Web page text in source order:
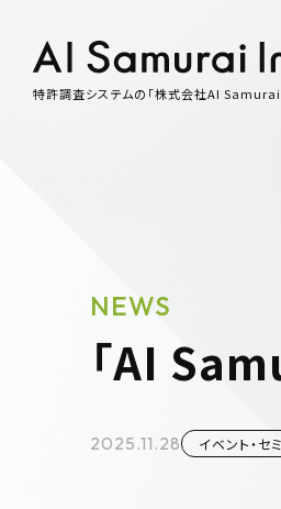
特許調査システムの「株式会社AI Samurai
「AI
NEWS
2025.11.28 イベント・セ